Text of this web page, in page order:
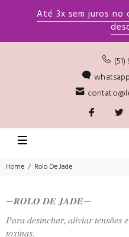
Até 3x sem juros no
Home Rolo De Jade
—𝑹𝑶𝑳𝑶 𝑫𝑬 𝑱𝑨𝑫𝑬—
𝑃𝑎𝑟𝑎 𝑑𝑒𝑠𝑖𝑛𝑐ℎ𝑎𝑟, 𝑎𝑙𝑖𝑣𝑖𝑎𝑟 𝑡𝑒𝑛𝑠𝑜̃𝑒𝑠